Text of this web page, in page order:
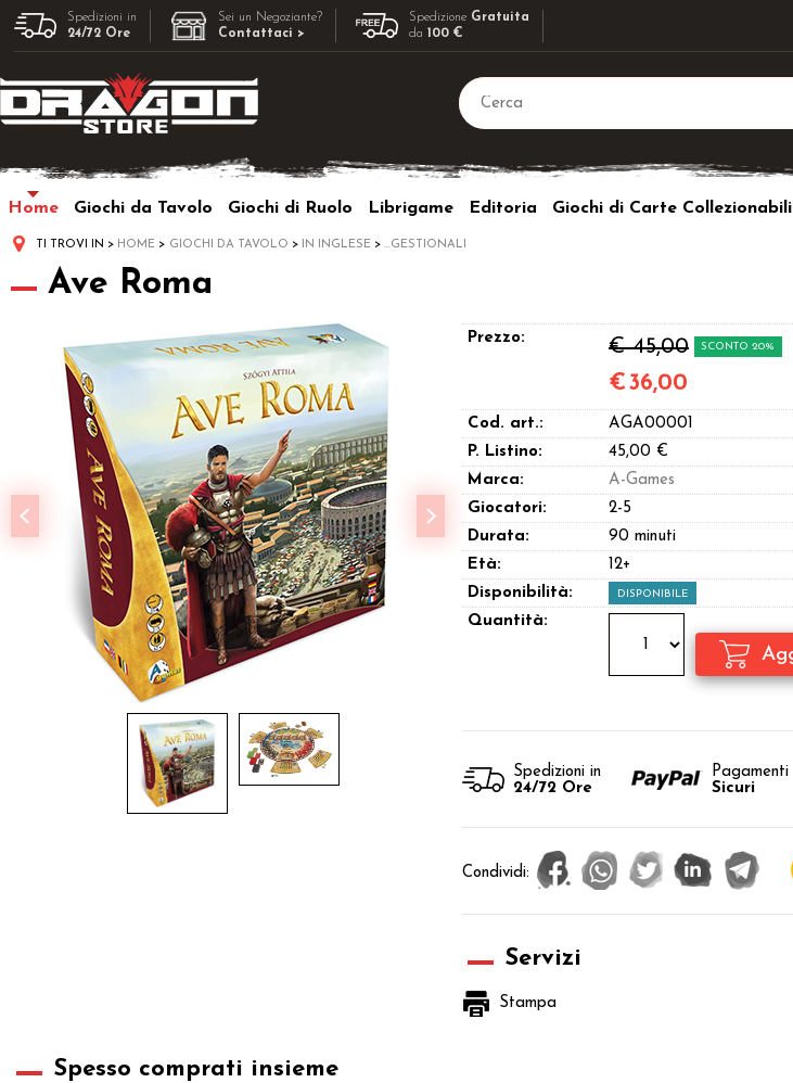
Spedizioni in
24/72 Ore
Sei un Negoziante?
Contattaci >
Spedizione Gratuita
da100 €
Home Giochi da Tavolo Giochi di Ruolo Librigame Editoria Giochi di Carte Collezionabili
TI TROVI IN HOME GIOCHI DA TAVOLO IN INGLESE ...GESTIONALI
Ave Roma
Prezzo: € 45,00 SCONTO 20%
€36,00
Cod. art.:
AGA00001
P. Listino:
45,00 €
Marca:
A-Games
Giocatori:
2-5
Durata:
90 minuti
Età:
12+
Disponibilità:
DISPONIBILE
Quantità:
Spedizioni in
24/72 Ore
Pagamenti
Sicuri
Condividi:
Servizi
Stampa
Spesso comprati insieme